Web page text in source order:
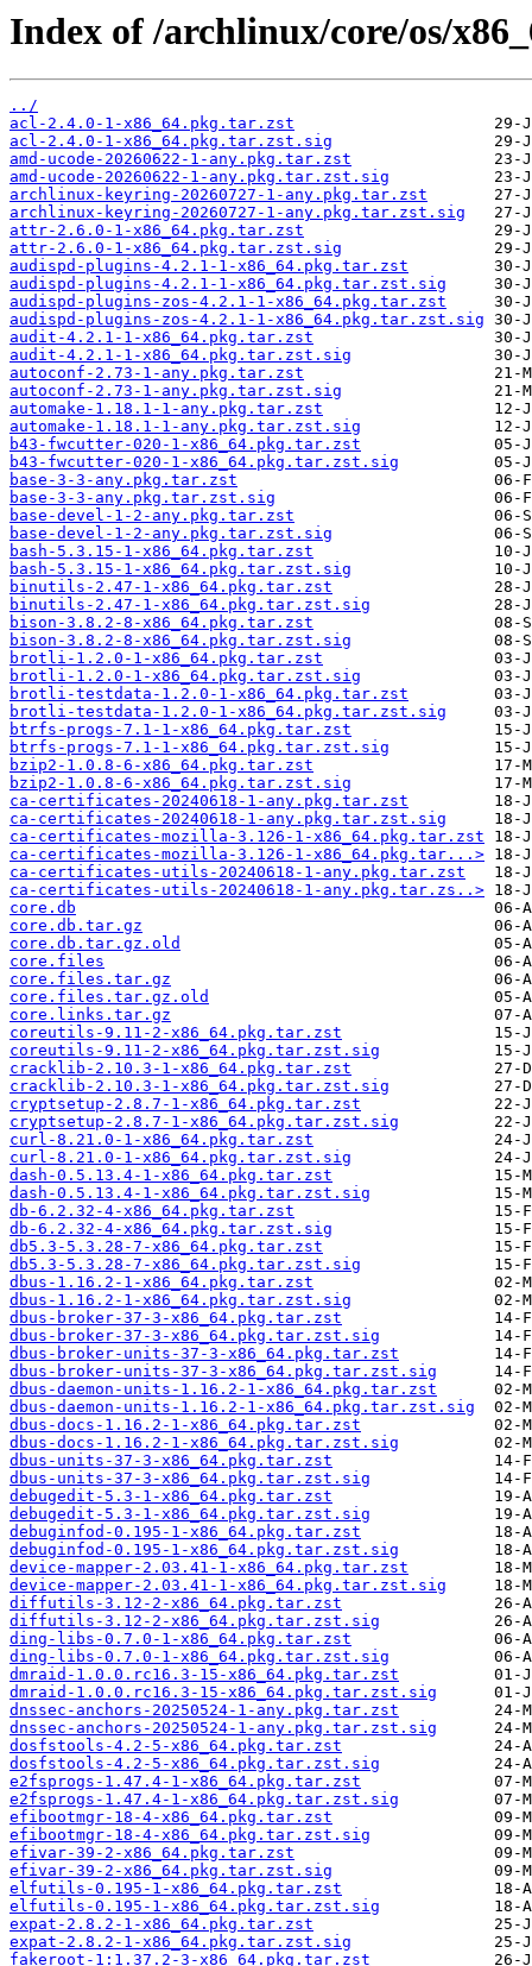
Index of /archlinux/core/os/
../
acl-2.4.0-1-x86_64.pkg.tar.zst
acl-2.4.0-1-x86_64.pkg.tar.zst.sig
amd-ucode-20260622-1-any.pkg.tar.zst
amd-ucode-20260622-1-any.pkg.tar.zst.sig
archlinux-keyring-20260727-1-any.pkg.tar.zst
archlinux-keyring-20260727-1-any.pkg.tar.zst.sig
attr-2.6.0-1-x86_64.pkg.tar.zst
attr-2.6.0-1-x86_64.pkg.tar.zst.sig
audispd-plugins-4.2.1-1-x86_64.pkg.tar.zst
audispd-plugins-4.2.1-1-x86_64.pkg.tar.zst.sig
audispd-plugins-zos-4.2.1-1-x86_64.pkg.tar.zst
audispd-plugins-zos-4.2.1-1-x86_64.pkg.tar.zst.sig
audit-4.2.1-1-x86_64.pkg.tar.zst
audit-4.2.1-1-x86_64.pkg.tar.zst.sig
autoconf-2.73-1-any.pkg.tar.zst
autoconf-2.73-1-any.pkg.tar.zst.sig
automake-1.18.1-1-any.pkg.tar.zst
automake-1.18.1-1-any.pkg.tar.zst.sig
b43-fwcutter-020-1-x86_64.pkg.tar.zst
b43-fwcutter-020-1-x86_64.pkg.tar.zst.sig
base-3-3-any.pkg.tar.zst
base-3-3-any.pkg.tar.zst.sig
base-devel-1-2-any.pkg.tar.zst
base-devel-1-2-any.pkg.tar.zst.sig
bash-5.3.15-1-x86_64.pkg.tar.zst
bash-5.3.15-1-x86_64.pkg.tar.zst.sig
binutils-2.47-1-x86_64.pkg.tar.zst
binutils-2.47-1-x86_64.pkg.tar.zst.sig
bison-3.8.2-8-x86_64.pkg.tar.zst
bison-3.8.2-8-x86_64.pkg.tar.zst.sig
brotli-1.2.0-1-x86_64.pkg.tar.zst
brotli-1.2.0-1-x86_64.pkg.tar.zst.sig
brotli-testdata-1.2.0-1-x86_64.pkg.tar.zst
brotli-testdata-1.2.0-1-x86_64.pkg.tar.zst.sig
btrfs-progs-7.1-1-x86_64.pkg.tar.zst
btrfs-progs-7.1-1-x86_64.pkg.tar.zst.sig
bzip2-1.0.8-6-x86_64.pkg.tar.zst
bzip2-1.0.8-6-x86_64.pkg.tar.zst.sig
ca-certificates-20240618-1-any.pkg.tar.zst
ca-certificates-20240618-1-any.pkg.tar.zst.sig
ca-certificates-mozilla-3.126-1-x86_64.pkg.tar.zst
ca-certificates-mozilla-3.126-1-x86_64.pkg.tar...>
ca-certificates-utils-20240618-1-any.pkg.tar.zst
ca-certificates-utils-20240618-1-any.pkg.tar.zs..>
core.db
core.db.tar.gz
core.db.tar.gz.old
core.files
core.files.tar.gz
core.files.tar.gz.old
core.links.tar.gz
coreutils-9.11-2-x86_64.pkg.tar.zst
coreutils-9.11-2-x86_64.pkg.tar.zst.sig
cracklib-2.10.3-1-x86_64.pkg.tar.zst
cracklib-2.10.3-1-x86_64.pkg.tar.zst.sig
cryptsetup-2.8.7-1-x86_64.pkg.tar.zst
cryptsetup-2.8.7-1-x86_64.pkg.tar.zst.sig
curl-8.21.0-1-x86_64.pkg.tar.zst
curl-8.21.0-1-x86_64.pkg.tar.zst.sig
dash-0.5.13.4-1-x86_64.pkg.tar.zst
dash-0.5.13.4-1-x86_64.pkg.tar.zst.sig
db-6.2.32-4-x86_64.pkg.tar.zst
db-6.2.32-4-x86_64.pkg.tar.zst.sig
db5.3-5.3.28-7-x86_64.pkg.tar.zst
db5.3-5.3.28-7-x86_64.pkg.tar.zst.sig
dbus-1.16.2-1-x86_64.pkg.tar.zst
dbus-1.16.2-1-x86_64.pkg.tar.zst.sig
dbus-broker-37-3-x86_64.pkg.tar.zst
dbus-broker-37-3-x86_64.pkg.tar.zst.sig
dbus-broker-units-37-3-x86_64.pkg.tar.zst
dbus-broker-units-37-3-x86_64.pkg.tar.zst.sig
dbus-daemon-units-1.16.2-1-x86_64.pkg.tar.zst
dbus-daemon-units-1.16.2-1-x86_64.pkg.tar.zst.sig
dbus-docs-1.16.2-1-x86_64.pkg.tar.zst
dbus-docs-1.16.2-1-x86_64.pkg.tar.zst.sig
dbus-units-37-3-x86_64.pkg.tar.zst
dbus-units-37-3-x86_64.pkg.tar.zst.sig
debugedit-5.3-1-x86_64.pkg.tar.zst
debugedit-5.3-1-x86_64.pkg.tar.zst.sig
debuginfod-0.195-1-x86_64.pkg.tar.zst
debuginfod-0.195-1-x86_64.pkg.tar.zst.sig
device-mapper-2.03.41-1-x86_64.pkg.tar.zst
device-mapper-2.03.41-1-x86_64.pkg.tar.zst.sig
diffutils-3.12-2-x86_64.pkg.tar.zst
diffutils-3.12-2-x86_64.pkg.tar.zst.sig
ding-libs-0.7.0-1-x86_64.pkg.tar.zst
ding-libs-0.7.0-1-x86_64.pkg.tar.zst.sig
dmraid-1.0.0.rc16.3-15-x86_64.pkg.tar.zst
dmraid-1.0.0.rc16.3-15-x86_64.pkg.tar.zst.sig
dnssec-anchors-20250524-1-any.pkg.tar.zst
dnssec-anchors-20250524-1-any.pkg.tar.zst.sig
dosfstools-4.2-5-x86_64.pkg.tar.zst
dosfstools-4.2-5-x86_64.pkg.tar.zst.sig
e2fsprogs-1.47.4-1-x86_64.pkg.tar.zst
e2fsprogs-1.47.4-1-x86_64.pkg.tar.zst.sig
efibootmgr-18-4-x86_64.pkg.tar.zst
efibootmgr-18-4-x86_64.pkg.tar.zst.sig
efivar-39-2-x86_64.pkg.tar.zst
efivar-39-2-x86_64.pkg.tar.zst.sig
elfutils-0.195-1-x86_64.pkg.tar.zst
elfutils-0.195-1-x86_64.pkg.tar.zst.sig
expat-2.8.2-1-x86_64.pkg.tar.zst
expat-2.8.2-1-x86_64.pkg.tar.zst.sig
fakeroot-1:1.37.2-3-x86_64.pkg.tar.zst